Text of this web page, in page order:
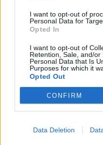
I want to opt-out of
Personal Data for
Opted In
I want to opt-out of
Retention, Sale, and/or
Personal Data that Is
Purposes for which it
Opted Out
CONFIRM
Data Deletion
ΑΝΑΝΕΩΣΙΜΕΣ ΠΗΓΕΣ
Όμιλος ΔΕΗ:
αγορά της Πολωνίας
277,3 MW